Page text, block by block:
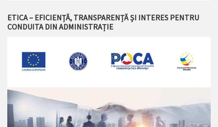
ETICA – EFICIENȚĂ, TRANSPARENȚĂ ȘI INTERES PENTRU
CONDUITA DIN ADMINISTRAȚIE